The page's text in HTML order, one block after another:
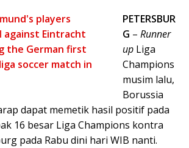
PETERSBUR
G – Runner
up Liga
Champions
musim lalu,
Borussia
dapat memetik hasil positif pada
16 besar Liga Champions kontra
pada Rabu dini hari WIB nanti.